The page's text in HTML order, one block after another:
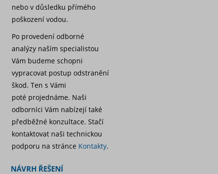
nebo v důsledku přímého
poškození vodou.
Po provedení odborné
analýzy naším specialistou
Vám budeme schopni
vypracovat postup odstranění
škod. Ten s Vámi
poté projednáme. Naši
odborníci Vám nabízejí také
předběžné konzultace. Stačí
kontaktovat naši technickou
podporu na stránce Kontakty.
NÁVRH ŘEŠENÍ